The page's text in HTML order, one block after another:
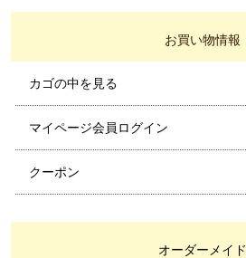
お買い物情報
カゴの中を見る
マイページ会員ログイン
クーポン
オーダーメイド